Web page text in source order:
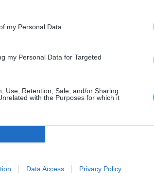
my Personal Data.
my Personal Data for Targeted
Use, Retention, Sale, and/or Sharing
with the Purposes for which it
Data Access Privacy Policy
ajouter votre
options complémentaires, rendez-vous
comme l’exemple ci-dessous.